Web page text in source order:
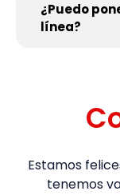
¿Puedo
línea?
Estamos
tenemos